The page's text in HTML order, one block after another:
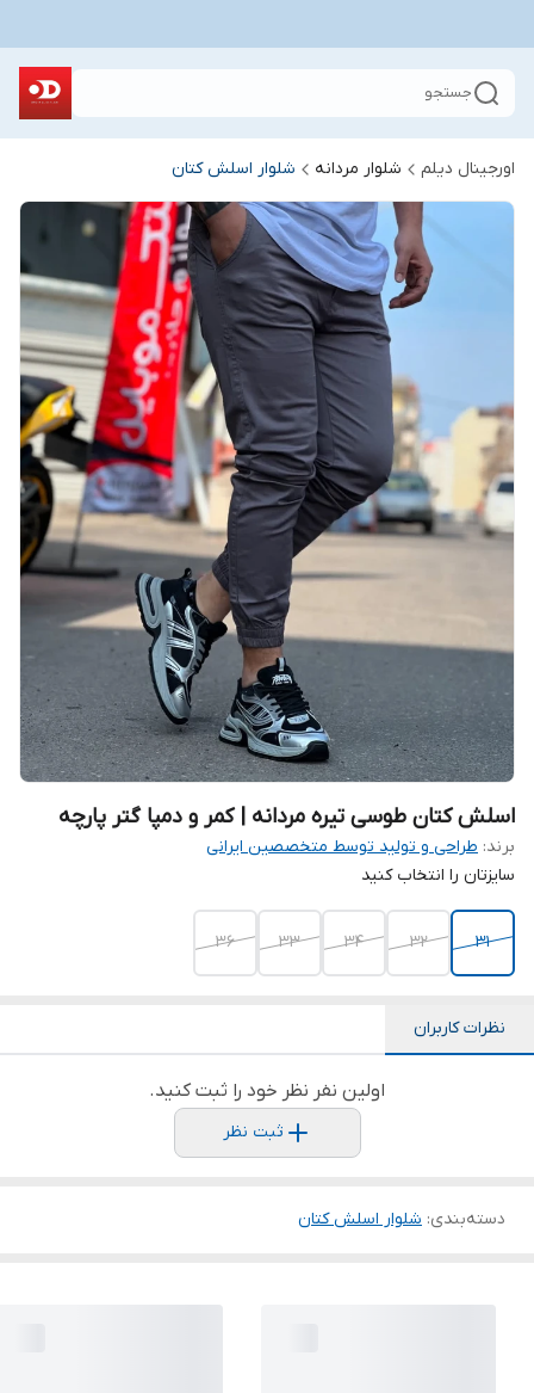
جستجو
اورجینال دیلم شلوار مردانه شلوار اسلش کتان
اسلش کتان طوسی تیره مردانه | کمر و دمپا گتر پارچه
برند: طراحی و تولید توسط متخصصین ایرانی
سایزتان را انتخاب کنید
31
32
34
33
36
نظرات کاربران
اولین نفر نظر خود را ثبت کنید.
ثبت نظر
دسته‌بندی: شلوار اسلش کتان